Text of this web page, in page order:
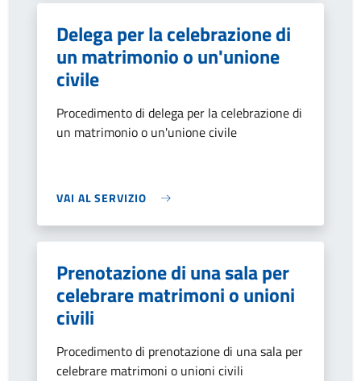
Delega per la celebrazione di
un matrimonio o un'unione
civile
Procedimento di delega per la celebrazione di
un matrimonio o un'unione civile
VAI AL SERVIZIO
Prenotazione di una sala per
celebrare matrimoni o unioni
civili
Procedimento di prenotazione di una sala per
celebrare matrimoni o unioni civili